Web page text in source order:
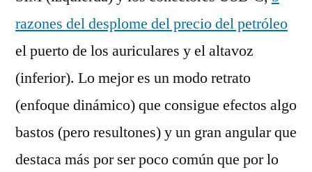
razones del desplome del precio del petróleo
el puerto de los auriculares y el altavoz
(inferior). Lo mejor es un modo retrato
(enfoque dinámico) que consigue efectos algo
bastos (pero resultones) y un gran angular que
destaca más por ser poco común que por lo